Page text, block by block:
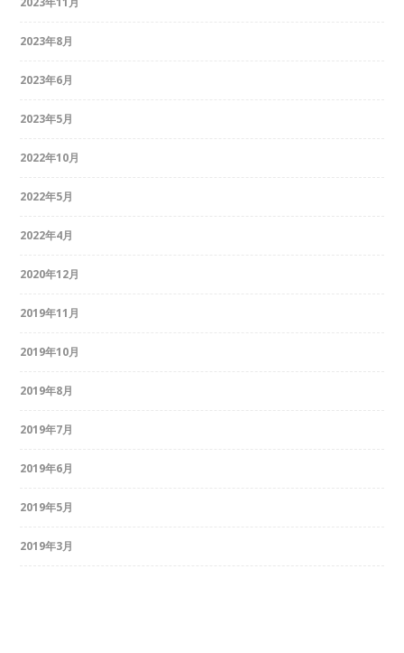
2023年8月
2023年6月
2023年5月
2022年10月
2022年5月
2022年4月
2020年12月
2019年11月
2019年10月
2019年8月
2019年7月
2019年6月
2019年5月
2019年3月